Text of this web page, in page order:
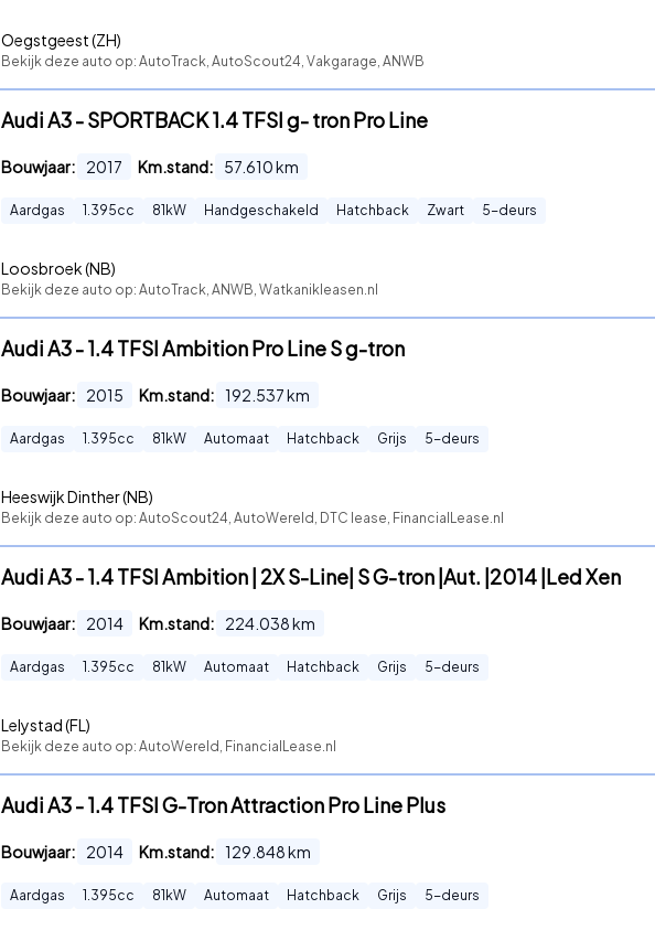
Oegstgeest (ZH)
Bekijk deze auto op: AutoTrack, AutoScout24, Vakgarage, ANWB
Audi A3 - SPORTBACK 1.4 TFSI g- tron Pro Line
Bouwjaar: 2017 Km.stand: 57.610km
Aardgas 1.395cc 81 kW Handgeschakeld Hatchback Zwart 5-deurs
Loosbroek (NB)
Bekijk deze auto op: AutoTrack, ANWB, Watkanikleasen.nl
Audi A3 - 1.4 TFSI Ambition Pro Line S g-tron
Bouwjaar: 2015 Km.stand: 192.537km
Aardgas 1.395cc 81 kW Automaat Hatchback Grijs 5-deurs
Heeswijk Dinther (NB)
Bekijk deze auto op: AutoScout24, AutoWereld, DTC lease, FinancialLease.nl
Audi A3 - 1.4 TFSI Ambition | 2X S-Line| S G-tron |Aut. |2014 |Led Xen
Bouwjaar: 2014 Km.stand: 224.038km
Aardgas 1.395cc 81 kW Automaat Hatchback Grijs 5-deurs
Lelystad (FL)
Bekijk deze auto op: AutoWereld, FinancialLease.nl
Audi A3 - 1.4 TFSI G-Tron Attraction Pro Line Plus
Bouwjaar: 2014 Km.stand: 129.848km
Aardgas 1.395cc 81 kW Automaat Hatchback Grijs 5-deurs